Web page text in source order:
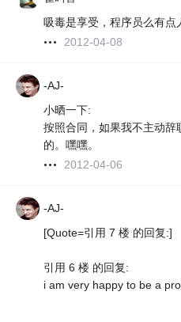
吸毒是享受，程序员么有点
2012-04-08
-AJ-
小晒一下:
按照合同，如果我不主动辞
的。嘿嘿。
2012-04-06
-AJ-
[Quote=引用 7 楼 的回复:]
引用 6 楼 的回复:
i am very happy to be a